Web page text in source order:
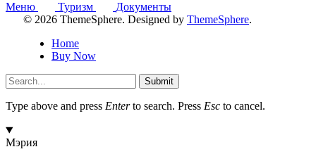
Меню
Туризм
Документы
© 2026 ThemeSphere. Designed by ThemeSphere.
Home
Buy Now
Submit
Type above and press Enterto search. Press Esc to cancel.
Мэрия